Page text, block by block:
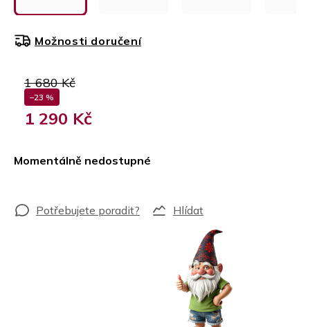
1 680 Kč
–23 %
1 290 Kč
Momentálně nedostupné
Možnosti doručení
Hlídat